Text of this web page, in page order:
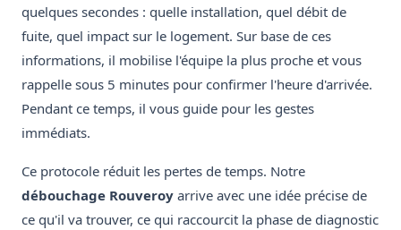
quelques secondes : quelle installation, quel débit de
fuite, quel impact sur le logement. Sur base de ces
informations, il mobilise l'équipe la plus proche et vous
rappelle sous 5 minutes pour confirmer l'heure d'arrivée.
Pendant ce temps, il vous guide pour les gestes
immédiats.
Ce protocole réduit les pertes de temps. Notre
débouchage Rouveroy arrive avec une idée précise de
ce qu'il va trouver, ce qui raccourcit la phase de diagnostic